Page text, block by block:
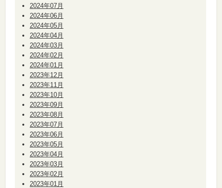
2024年07月
2024年06月
2024年05月
2024年04月
2024年03月
2024年02月
2024年01月
2023年12月
2023年11月
2023年10月
2023年09月
2023年08月
2023年07月
2023年06月
2023年05月
2023年04月
2023年03月
2023年02月
2023年01月